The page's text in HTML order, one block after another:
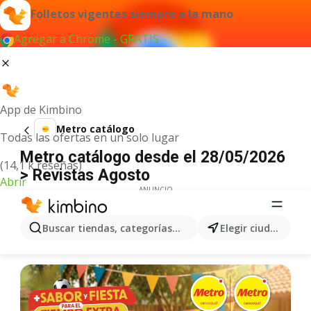
Folletos vigentes siempre a la mano
Agregar a Chrome - GRATIS
App de Kimbino
Todas las ofertas en un solo lugar
(14,1 k reseñas)
Abrir
Buscar tiendas, categorías, productos... Elegir ciudad
Metro catálogo
Metro catálogo desde el 28/05/2026
> Revistas Agosto
ANUNCIO